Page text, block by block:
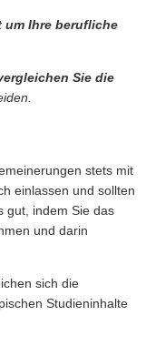
um Ihre berufliche
Sie die
stets mit
einlassen und sollten
gut, indem Sie das
und darin
sich die
Studieninhalte